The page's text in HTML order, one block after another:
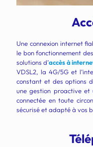
Une connexion internet
le bon fonctionnement
solutions d’accès à
VDSL2, la 4G/5G et
constant et des options
une gestion proactive
connectée en toute
sécurisé et adapté à vos